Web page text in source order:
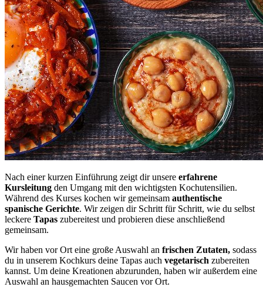
Nach einer kurzen Einführung zeigt dir unsere erfahrene
Kursleitung den Umgang mit den wichtigsten Kochutensilien.
Während des Kurses kochen wir gemeinsam authentische
spanische Gerichte. Wir zeigen dir Schritt für Schritt, wie du selbst
leckere Tapas zubereitest und probieren diese anschließend
gemeinsam.
Wir haben vor Ort eine große Auswahl an frischen Zutaten, sodass
du in unserem Kochkurs deine Tapas auch vegetarisch zubereiten
kannst. Um deine Kreationen abzurunden, haben wir außerdem eine
Auswahl an hausgemachten Saucen vor Ort.